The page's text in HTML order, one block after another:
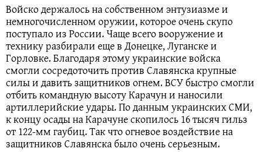
Войско держалось на собственном энтузиазме и
немногочисленном оружии, которое очень скупо
поступало из России. Чаще всего вооружение и
технику разбирали еще в Донецке, Луганске и
Горловке. Благодаря этому украинские войска
смогли сосредоточить против Славянска крупные
силы и давить защитников огнем. ВСУ быстро смогли
отбить командную высоту Карачун и наносили
артиллерийские удары. По данным украинских СМИ,
к концу осады на Карачуне скопилось 16 тысяч гильз
от 122-мм гаубиц. Так что огневое воздействие на
защитников Славянска было очень серьезным.